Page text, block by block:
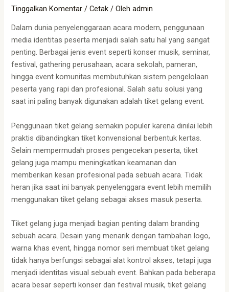
Tinggalkan Komentar /Cetak / Olehadmin
Dalam dunia penyelenggaraan acara modern, penggunaan
media identitas peserta menjadi salah satu hal yang sangat
penting. Berbagai jenis event seperti konser musik, seminar,
festival, gathering perusahaan, acara sekolah, pameran,
hingga event komunitas membutuhkan sistem pengelolaan
peserta yang rapi dan profesional. Salah satu solusi yang
saat ini paling banyak digunakan adalah tiket gelang event.
Penggunaan tiket gelang semakin populer karena dinilai lebih
praktis dibandingkan tiket konvensional berbentuk kertas.
Selain mempermudah proses pengecekan peserta, tiket
gelang juga mampu meningkatkan keamanan dan
memberikan kesan profesional pada sebuah acara. Tidak
heran jika saat ini banyak penyelenggara event lebih memilih
menggunakan tiket gelang sebagai akses masuk peserta.
Tiket gelang juga menjadi bagian penting dalam branding
sebuah acara. Desain yang menarik dengan tambahan logo,
warna khas event, hingga nomor seri membuat tiket gelang
tidak hanya berfungsi sebagai alat kontrol akses, tetapi juga
menjadi identitas visual sebuah event. Bahkan pada beberapa
acara besar seperti konser dan festival musik, tiket gelang